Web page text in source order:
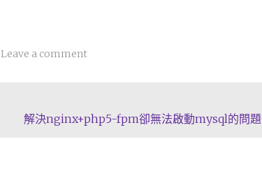
Leave a comment
解決nginx+php5-fpm卻無法啟動mysql的問題